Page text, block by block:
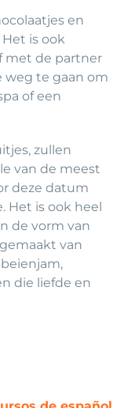
en
is ook
met de partner
weg te gaan om
of een
zullen
van de meest
deze datum
Het is ook heel
de vorm van
van
die liefde en